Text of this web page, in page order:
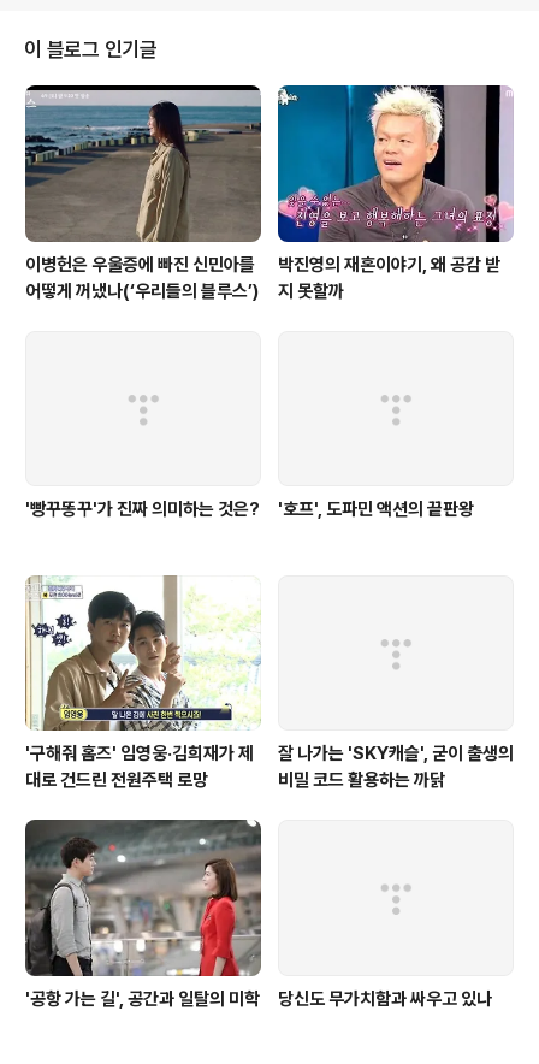
양 죄인 같은 모습을 보인 바 있다. 그리고 묘소에서 아이를 보내는 순진의 모습
을 바라보는 손무한이 있었다. 그가 그 자리에 있는 건 마치 우연적인 일처럼 보
였지만 어찌..
이 블로그 인기글
이병헌은 우울증에 빠진 신민아를
어떻게 꺼냈나(‘우리들의 블루스’)
박진영의 재혼이야기, 왜 공감 받
지 못할까
'빵꾸똥꾸'가 진짜 의미하는 것은? '호프', 도파민 액션의 끝판왕
'구해줘 홈즈' 임영웅·김희재가 제
대로 건드린 전원주택 로망
잘 나가는 'SKY캐슬', 굳이 출생의
비밀 코드 활용하는 까닭
'공항 가는 길', 공간과 일탈의 미학 당신도 무가치함과 싸우고 있나